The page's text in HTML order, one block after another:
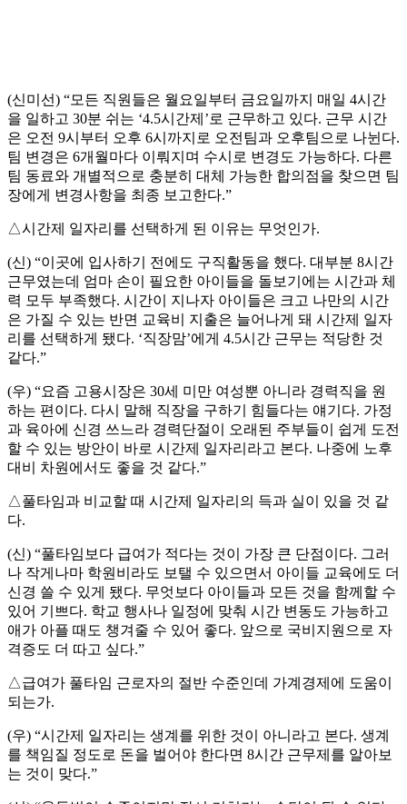
(신미선) “모든 직원들은 월요일부터 금요일까지 매일 4시간
을 일하고 30분 쉬는 ‘4.5시간제’로 근무하고 있다. 근무 시간
은 오전 9시부터 오후 6시까지로 오전팀과 오후팀으로 나뉜다.
팀 변경은 6개월마다 이뤄지며 수시로 변경도 가능하다. 다른
팀 동료와 개별적으로 충분히 대체 가능한 합의점을 찾으면 팀
장에게 변경사항을 최종 보고한다.”
△시간제 일자리를 선택하게 된 이유는 무엇인가.
(신) “이곳에 입사하기 전에도 구직활동을 했다. 대부분 8시간
근무였는데 엄마 손이 필요한 아이들을 돌보기에는 시간과 체
력 모두 부족했다. 시간이 지나자 아이들은 크고 나만의 시간
은 가질 수 있는 반면 교육비 지출은 늘어나게 돼 시간제 일자
리를 선택하게 됐다. ‘직장맘’에게 4.5시간 근무는 적당한 것
같다.”
(우) “요즘 고용시장은 30세 미만 여성뿐 아니라 경력직을 원
하는 편이다. 다시 말해 직장을 구하기 힘들다는 얘기다. 가정
과 육아에 신경 쓰느라 경력단절이 오래된 주부들이 쉽게 도전
할 수 있는 방안이 바로 시간제 일자리라고 본다. 나중에 노후
대비 차원에서도 좋을 것 같다.”
△풀타임과 비교할 때 시간제 일자리의 득과 실이 있을 것 같
다.
(신) “풀타임보다 급여가 적다는 것이 가장 큰 단점이다. 그러
나 작게나마 학원비라도 보탤 수 있으면서 아이들 교육에도 더
신경 쓸 수 있게 됐다. 무엇보다 아이들과 모든 것을 함께할 수
있어 기쁘다. 학교 행사나 일정에 맞춰 시간 변동도 가능하고
애가 아플 때도 챙겨줄 수 있어 좋다. 앞으로 국비지원으로 자
격증도 더 따고 싶다.”
△급여가 풀타임 근로자의 절반 수준인데 가계경제에 도움이
되는가.
(우) “시간제 일자리는 생계를 위한 것이 아니라고 본다. 생계
를 책임질 정도로 돈을 벌어야 한다면 8시간 근무제를 알아보
는 것이 맞다.”